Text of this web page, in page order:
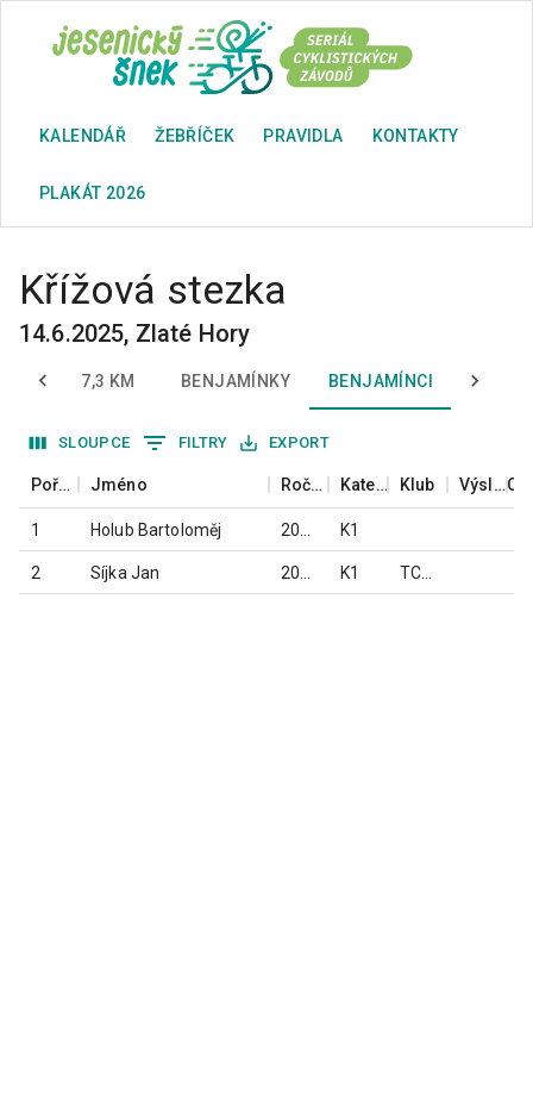
KALENDÁŘ ŽEBŘÍČEK PRAVIDLA KONTAKTY
PLAKÁT 2026
Křížová stezka
14.6.2025, Zlaté Hory
7,3 KM BENJAMÍNKY BENJAMÍNCI
SLOUPCE FILTRY EXPORT
Pořadí Jméno Ročník Kategorie Klub Výsledný čas
1 Holub Bartoloměj K1
2 Síjka Jan K1